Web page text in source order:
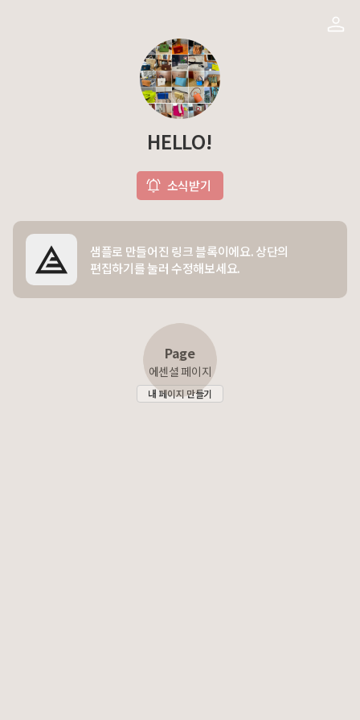
HELLO!
소식받기
샘플로 만들어진 링크 블록이에요. 상단의
편집하기를 눌러 수정해보세요.
Page
에센셜 페이지
내 페이지 만들기